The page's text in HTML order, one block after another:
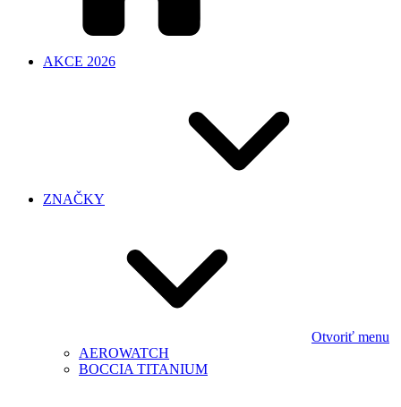
AKCE 2026
ZNAČKY
Otvoriť menu
AEROWATCH
BOCCIA TITANIUM